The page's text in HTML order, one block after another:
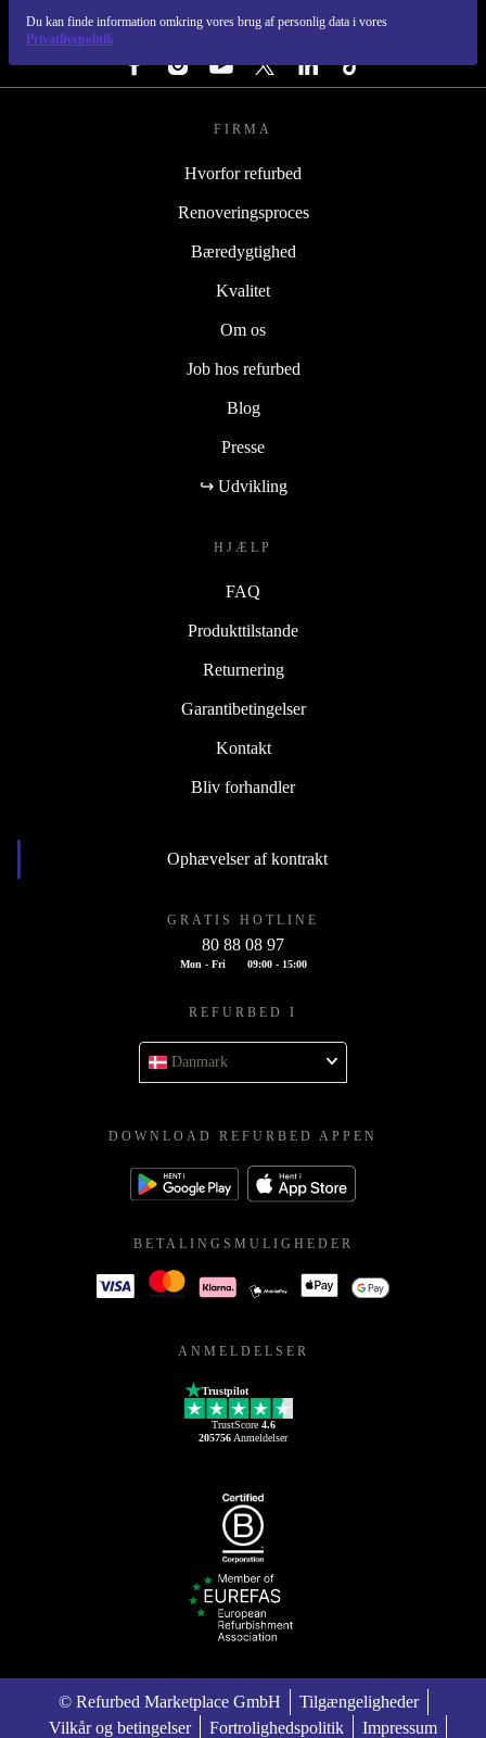
Du kan finde information omkring vores brug af personlig data i vores
Privatlivspolitik
FØLG OS
FIRMA
Hvorfor refurbed
Renoveringsproces
Bæredygtighed
Kvalitet
Om os
Job hos refurbed
Blog
Presse
↪ Udvikling
HJÆLP
FAQ
Produkttilstande
Returnering
Garantibetingelser
Kontakt
Bliv forhandler
Ophævelser af kontrakt
GRATIS HOTLINE
80 88 08 97
Mon - Fri 09:00 - 15:00
REFURBED I
Danmark
DOWNLOAD REFURBED APPEN
BETALINGSMULIGHEDER
ANMELDELSER
Trustpilot
TrustScore 4.6
205756 Anmeldelser
© Refurbed Marketplace GmbH
Tilgængeligheder
Vilkår og betingelser
Fortrolighedspolitik Impressum